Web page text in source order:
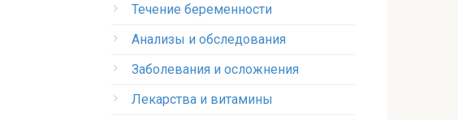
Течение беременности
Анализы и обследования
Заболевания и осложнения
Лекарства и витамины